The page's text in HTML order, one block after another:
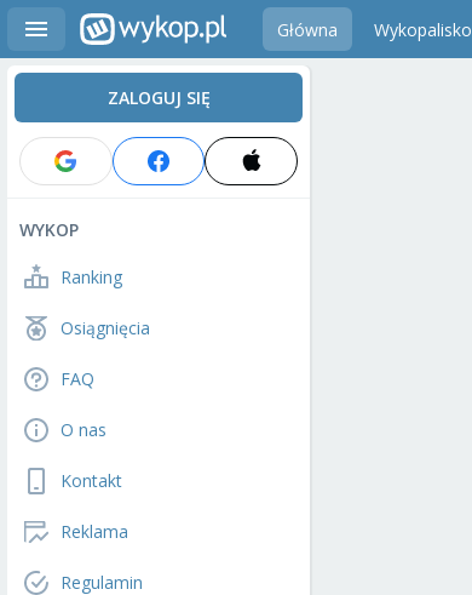
Główna Wykopalisko
ZALOGUJ SIĘ
WYKOP
Ranking
Osiągnięcia
FAQ
O nas
Kontakt
Reklama
Regulamin